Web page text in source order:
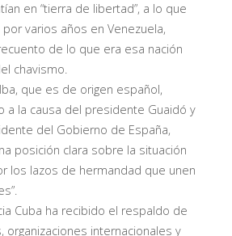
en “tierra de libertad”, a lo que
varios años en Venezuela,
de lo que era esa nación
chavismo.
que es de origen español,
a la causa del presidente Guaidó y
del Gobierno de España,
posición clara sobre la situación
los lazos de hermandad que unen
Cuba ha recibido el respaldo de
organizaciones internacionales y